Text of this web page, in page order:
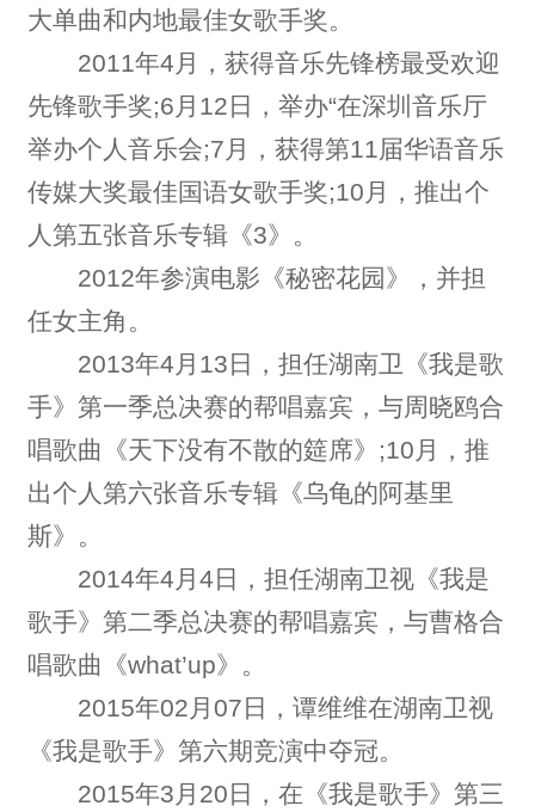
大单曲和内地最佳女歌手奖。
2011年4月，获得音乐先锋榜最受欢迎
先锋歌手奖;6月12日，举办“在深圳音乐厅
举办个人音乐会;7月，获得第11届华语音乐
传媒大奖最佳国语女歌手奖;10月，推出个
人第五张音乐专辑《3》。
2012年参演电影《秘密花园》，并担
任女主角。
2013年4月13日，担任湖南卫《我是歌
手》第一季总决赛的帮唱嘉宾，与周晓鸥合
唱歌曲《天下没有不散的筵席》;10月，推
出个人第六张音乐专辑《乌龟的阿基里
斯》。
2014年4月4日，担任湖南卫视《我是
歌手》第二季总决赛的帮唱嘉宾，与曹格合
唱歌曲《what’up》。
2015年02月07日，谭维维在湖南卫视
《我是歌手》第六期竞演中夺冠。
2015年3月20日，在《我是歌手》第三